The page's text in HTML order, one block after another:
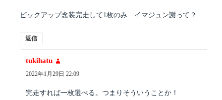
ピックアップ念装完走して1枚のみ…イマジュン謝って？
返信
tukihatu
り:
2022年1月29日 22:09
完走すれば一枚選べる。つまりそういうことか！